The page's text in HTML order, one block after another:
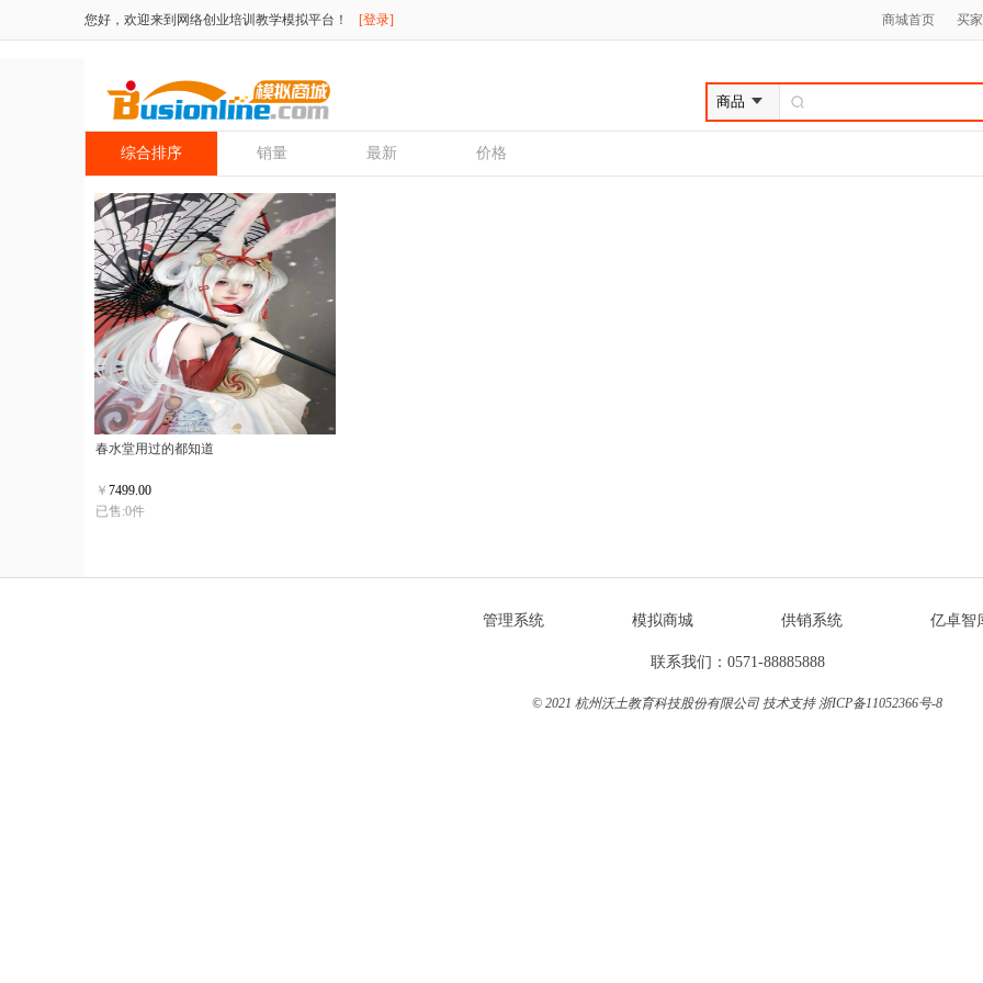
您好，欢迎来到网络创业培训教学模拟平台！ [登录] 商城首页 买
综合排序 销量 最新 价格
春水堂用过的都知道
￥ 7499.00
已售:0件
管理系统 模拟商城 供销系统 亿卓智
联系我们：0571-88885888
© 2021 杭州沃土教育科技股份有限公司 技术支持 浙ICP备11052366号-8